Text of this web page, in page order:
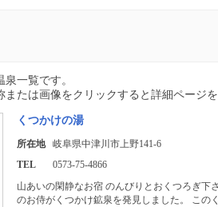
一覧です。
または画像をクリックすると詳細ページ
くつかけの湯
所在地
岐阜県中津川市上野141-6
TEL
0573-75-4866
山あいの閑静なお宿 のんびりとおくつろぎ
のお侍がくつかけ鉱泉を発見しました。 この